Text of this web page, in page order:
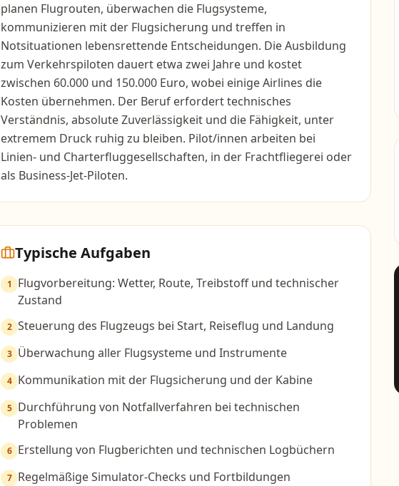
planen Flugrouten, überwachen die Flugsysteme,
kommunizieren mit der Flugsicherung und treffen in
Notsituationen lebensrettende Entscheidungen. Die Ausbildung
zum Verkehrspiloten dauert etwa zwei Jahre und kostet
zwischen 60.000 und 150.000 Euro, wobei einige Airlines die
Kosten übernehmen. Der Beruf erfordert technisches
Verständnis, absolute Zuverlässigkeit und die Fähigkeit, unter
extremem Druck ruhig zu bleiben. Pilot/innen arbeiten bei
Linien- und Charterfluggesellschaften, in der Frachtfliegerei oder
als Business-Jet-Piloten.
Typische Aufgaben
1
Flugvorbereitung: Wetter, Route, Treibstoff und technischer
Zustand
2 Steuerung des Flugzeugs bei Start, Reiseflug und Landung
3 Überwachung aller Flugsysteme und Instrumente
4 Kommunikation mit der Flugsicherung und der Kabine
5 Durchführung von Notfallverfahren bei technischen
Problemen
6 Erstellung von Flugberichten und technischen Logbüchern
7 Regelmäßige Simulator-Checks und Fortbildungen